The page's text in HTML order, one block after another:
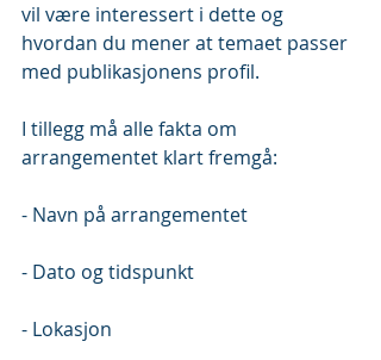
vil være interessert i dette og
hvordan du mener at temaet passer
med publikasjonens profil.
I tillegg må alle fakta om
arrangementet klart fremgå:
- Navn på arrangementet
- Dato og tidspunkt
- Lokasjon